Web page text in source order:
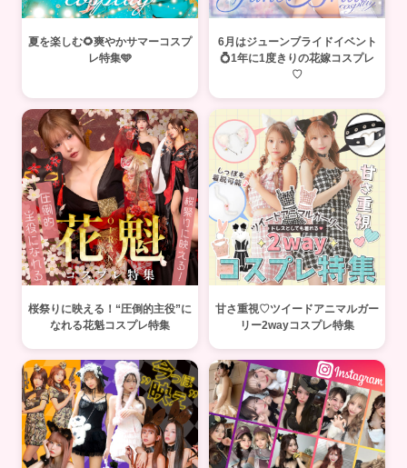
夏を楽しむ🌻爽やかサマーコスプ
レ特集🩵
6月はジューンブライドイベント
💍1年に1度きりの花嫁コスプレ
♡
桜祭りに映える！“圧倒的主役”に
なれる花魁コスプレ特集
甘さ重視♡ツイードアニマルガー
リー2wayコスプレ特集